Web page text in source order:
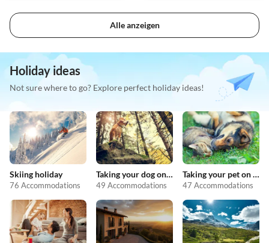
Alle anzeigen
Holiday ideas
Not sure where to go? Explore perfect holiday ideas!
Skiing holiday
76 Accommodations
Taking your dog on holiday
49 Accommodations
Taking your pet on holiday
47 Accommodations